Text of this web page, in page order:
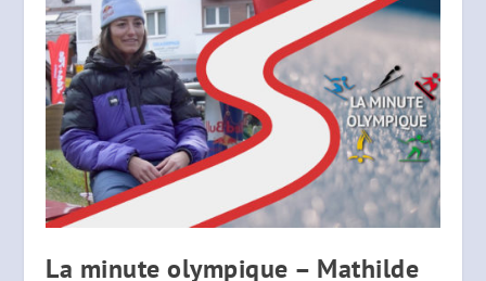
La minute olympique – Mathilde